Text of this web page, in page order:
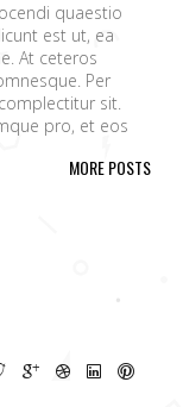
quaestio
est ut, ea
At ceteros
Per
sit.
pro, et eos
Cu audire
abhorreant.
MORE POSTS